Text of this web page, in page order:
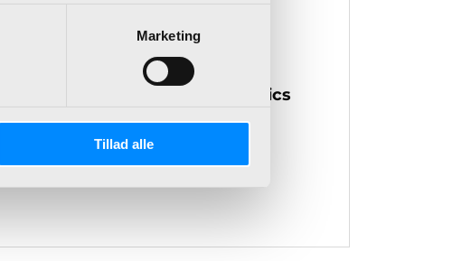
Marketing
Tillad alle
til Business Central.
Microsoft Dynamics